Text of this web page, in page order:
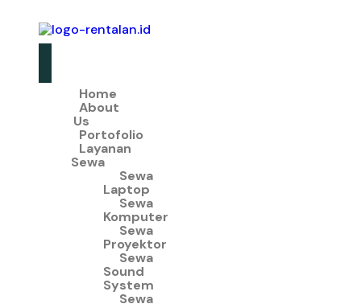
Home
About
Us
Portofolio
Layanan
Sewa
Sewa
Laptop
Sewa
Komputer
Sewa
Proyektor
Sewa
Sound
System
Sewa